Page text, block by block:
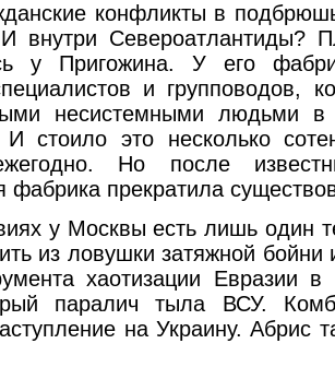
конфликты в
внутри Североатлантиды?
у Пригожина. У его
и групповодов,
несистемными людьми
И стоило это несколько
Но после
фабрика прекратила
у Москвы есть лишь один
из ловушки затяжной бойни
хаотизации Евразии в
паралич тыла ВСУ.
на Украину. Абрис